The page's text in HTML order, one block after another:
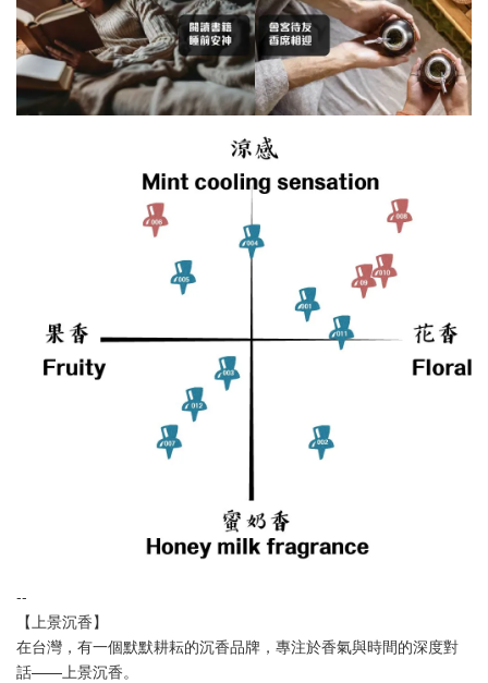
--
【上景沉香】
在台灣，有一個默默耕耘的沉香品牌，專注於香氣與時間的深度對
話——上景沉香。